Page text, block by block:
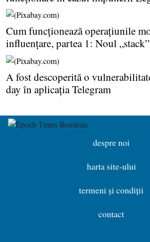
Cum funcţionează operaţiunile
influenţare, partea 1: Noul
A fost descoperită o
day în aplicaţia Telegram
despre noi
harta site-ului
termeni și condiții
contact